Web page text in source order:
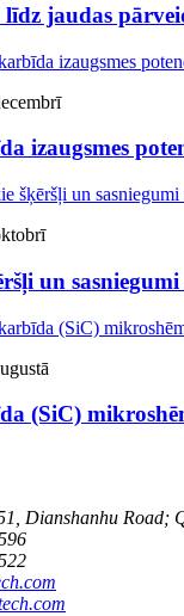
jaudas
izaugsmes
un
(SiC)
Dianshanhu Road;